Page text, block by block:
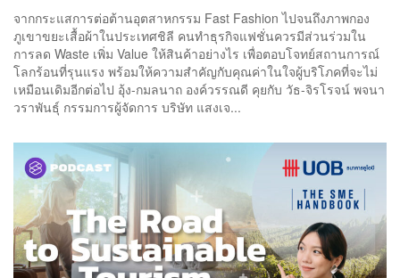
จากกระแสการต่อต้านอุตสาหกรรม Fast Fashion ไปจนถึงภาพกอง
ภูเขาขยะเสื้อผ้าในประเทศชิลี คนทำธุรกิจแฟชั่นควรมีส่วนร่วมใน
การลด Waste เพิ่ม Value ให้สินค้าอย่างไร เพื่อตอบโจทย์สถานการณ์
โลกร้อนที่รุนแรง พร้อมให้ความสำคัญกับคุณค่าในใจผู้บริโภคที่จะไม่
เหมือนเดิมอีกต่อไป อุ้ง-กมลนาถ องค์วรรณดี คุยกับ วัธ-จิรโรจน์ พจนา
วราพันธุ์ กรรมการผู้จัดการ บริษัท แสงเจ...